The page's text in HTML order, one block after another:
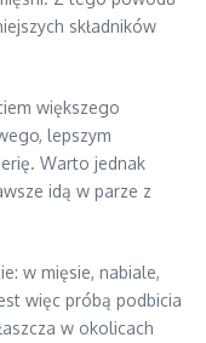
składników
większego
lepszym
Warto jednak
idą w parze z
w mięsie, nabiale,
więc próbą podbicia
w okolicach